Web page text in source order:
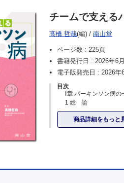
チームで支える
髙橋 哲哉(編) /南山堂
ページ数 :225頁
書籍発行日 :2026年6月
電子版発売日 :2026年
目次
Ⅰ章 パーキンソン病の
1 総 論
疫 学
パーキンソン病と多
2 症 候
商品詳細をもっと